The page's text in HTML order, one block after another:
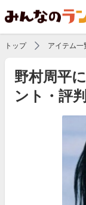
トップ アイテム一
野村周平
ント・評判